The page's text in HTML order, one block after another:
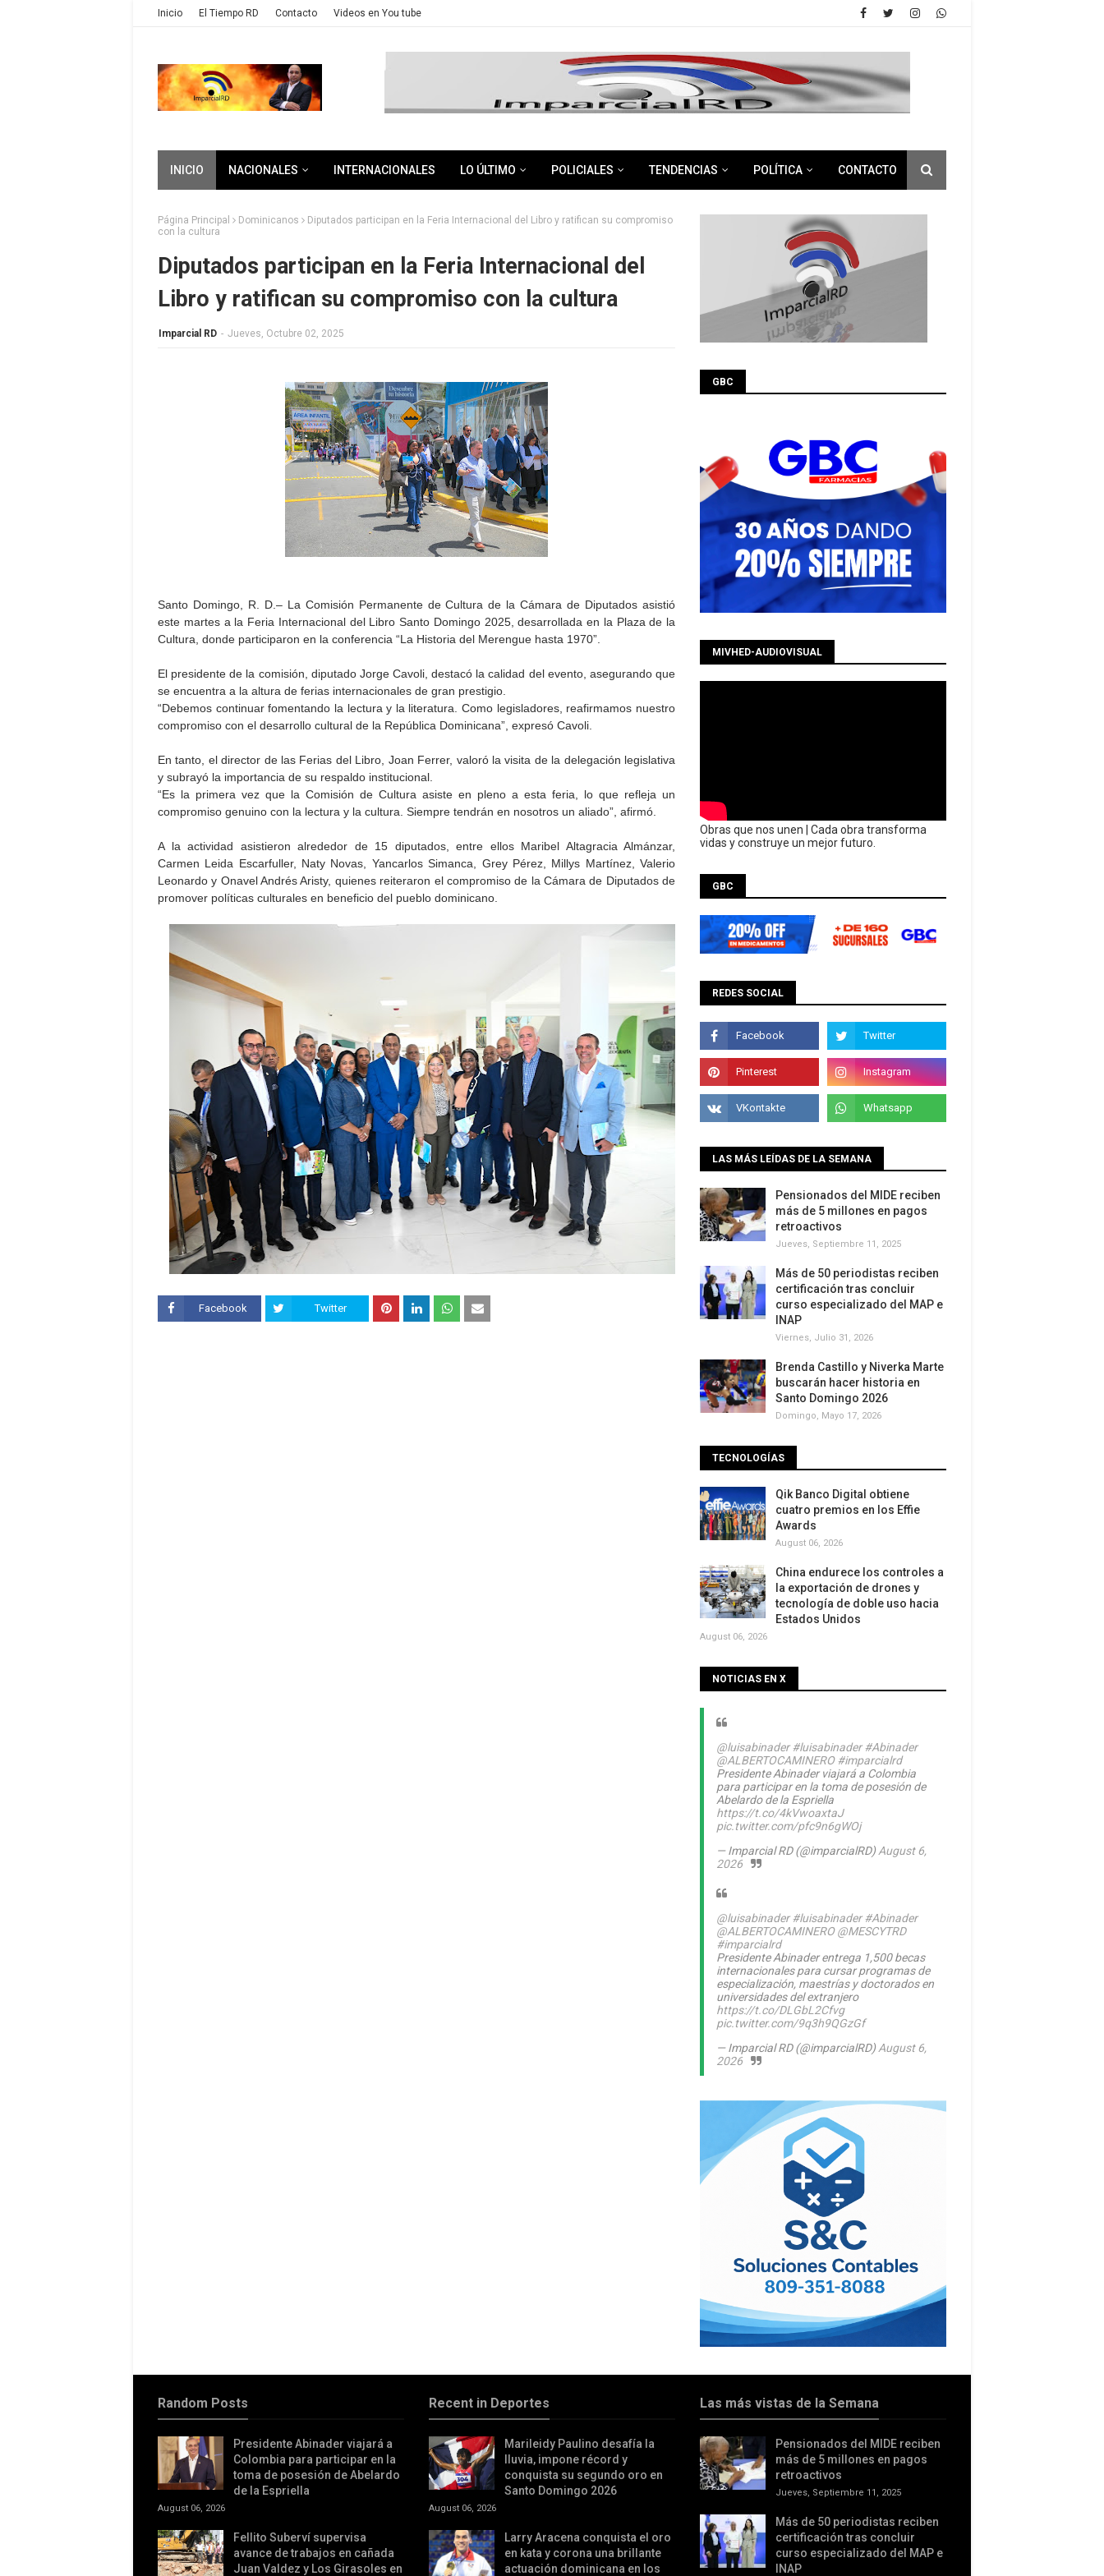
Inicio El Tiempo RD Contacto Videos en You tube
INICIO NACIONALES INTERNACIONALES LO ÚLTIMO POLICIALES TENDENCIAS POLÍTICA CONTACTO
Página Principal Dominicanos
Diputados participan en la Feria Internacional del Libro y ratifican su compromiso
con la cultura
Diputados participan en la Feria Internacional del
Libro y ratifican su compromiso con la cultura
Imparcial RD - Jueves, Octubre 02, 2025
Santo Domingo, R. D.– La Comisión Permanente de Cultura de la Cámara de Diputados asistió
este martes a la Feria Internacional del Libro Santo Domingo 2025, desarrollada en la Plaza de la
Cultura, donde participaron en la conferencia “La Historia del Merengue hasta 1970”.
El presidente de la comisión, diputado Jorge Cavoli, destacó la calidad del evento, asegurando que
se encuentra a la altura de ferias internacionales de gran prestigio.
“Debemos continuar fomentando la lectura y la literatura. Como legisladores, reafirmamos nuestro
compromiso con el desarrollo cultural de la República Dominicana”, expresó Cavoli.
En tanto, el director de las Ferias del Libro, Joan Ferrer, valoró la visita de la delegación legislativa
y subrayó la importancia de su respaldo institucional.
“Es la primera vez que la Comisión de Cultura asiste en pleno a esta feria, lo que refleja un
compromiso genuino con la lectura y la cultura. Siempre tendrán en nosotros un aliado”, afirmó.
A la actividad asistieron alrededor de 15 diputados, entre ellos Maribel Altagracia Almánzar,
Carmen Leida Escarfuller, Naty Novas, Yancarlos Simanca, Grey Pérez, Millys Martínez, Valerio
Leonardo y Onavel Andrés Aristy, quienes reiteraron el compromiso de la Cámara de Diputados de
promover políticas culturales en beneficio del pueblo dominicano.
Facebook Twitter
GBC
MIVHED-AUDIOVISUAL
Obras que nos unen | Cada obra transforma
vidas y construye un mejor futuro.
GBC
REDES SOCIAL
LAS MÁS LEÍDAS DE LA SEMANA
Pensionados del MIDE reciben
más de 5 millones en pagos
retroactivos
Jueves, Septiembre 11, 2025
Más de 50 periodistas reciben
certificación tras concluir
curso especializado del MAP e
INAP
Viernes, Julio 31, 2026
Brenda Castillo y Niverka Marte
buscarán hacer historia en
Santo Domingo 2026
Domingo, Mayo 17, 2026
TECNOLOGÍAS
Qik Banco Digital obtiene
cuatro premios en los Effie
Awards
August 06, 2026
China endurece los controles a
la exportación de drones y
tecnología de doble uso hacia
Estados Unidos
August 06, 2026
NOTICIAS EN X
@luisabinader #luisabinader #Abinader
@ALBERTOCAMINERO #imparcialrd
Presidente Abinader viajará a Colombia
para participar en la toma de posesión de
Abelardo de la Espriella
https://t.co/4kVwoaxtaJ
pic.twitter.com/pfc9n6gWOj
— Imparcial RD (@imparcialRD)August 6,
2026
@luisabinader #luisabinader #Abinader
@ALBERTOCAMINERO @MESCYTRD
#imparcialrd
Presidente Abinader entrega 1,500 becas
internacionales para cursar programas de
especialización, maestrías y doctorados en
universidades del extranjero
https://t.co/DLGbL2Cfvg
pic.twitter.com/9q3h9QGzGf
— Imparcial RD (@imparcialRD)August 6,
2026
Random Posts
Presidente Abinader viajará a
Colombia para participar en la
toma de posesión de Abelardo
de la Espriella
August 06, 2026
Fellito Suberví supervisa
avance de trabajos en cañada
Juan Valdez y Los Girasoles en
Recent in Deportes
Marileidy Paulino desafía la
lluvia, impone récord y
conquista su segundo oro en
Santo Domingo 2026
August 06, 2026
Larry Aracena conquista el oro
en kata y corona una brillante
actuación dominicana en los
Las más vistas de la Semana
Pensionados del MIDE reciben
más de 5 millones en pagos
retroactivos
Jueves, Septiembre 11, 2025
Más de 50 periodistas reciben
certificación tras concluir
curso especializado del MAP e
INAP